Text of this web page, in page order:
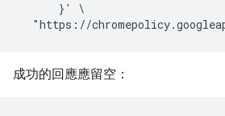
      }' \
成功的回應應留空：